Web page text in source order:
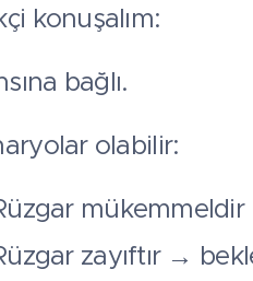
konuşalım:
bağlı.
olabilir:
zayıftır →